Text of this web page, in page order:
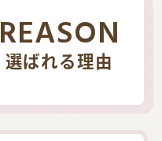
REASON
選ばれる理由